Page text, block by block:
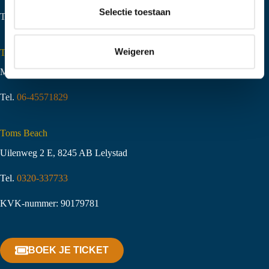
i
Selectie toestaan
Weigeren
Tel.
Toms Creek Appeltern
Molenstraat 10,6629 KJ Appeltern
Tel. 06-45571829
Toms Beach
Uilenweg 2 E, 8245 AB Lelystad
Tel. 0320-337733
KVK-nummer: 90179781
BOEK JE TICKET